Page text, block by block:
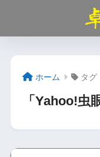
ホーム タグ
「Yahoo!虫